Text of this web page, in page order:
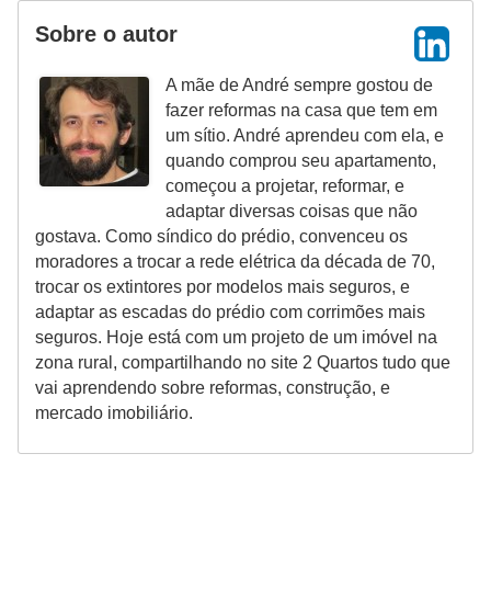
Sobre o autor
A mãe de André sempre gostou de
fazer reformas na casa que tem em
um sítio. André aprendeu com ela, e
quando comprou seu apartamento,
começou a projetar, reformar, e
adaptar diversas coisas que não
gostava. Como síndico do prédio, convenceu os
moradores a trocar a rede elétrica da década de 70,
trocar os extintores por modelos mais seguros, e
adaptar as escadas do prédio com corrimões mais
seguros. Hoje está com um projeto de um imóvel na
zona rural, compartilhando no site 2 Quartos tudo que
vai aprendendo sobre reformas, construção, e
mercado imobiliário.